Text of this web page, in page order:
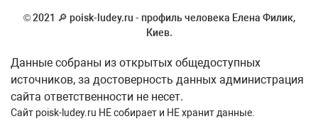
© 2021 🔎 poisk-ludey.ru - профиль человека Елена Филик,
Киев.
Данные собраны из открытых общедоступных
источников, за достоверность данных администрация
сайта ответственности не несет.
Сайт poisk-ludey.ru НЕ собирает и НЕ хранит данные.